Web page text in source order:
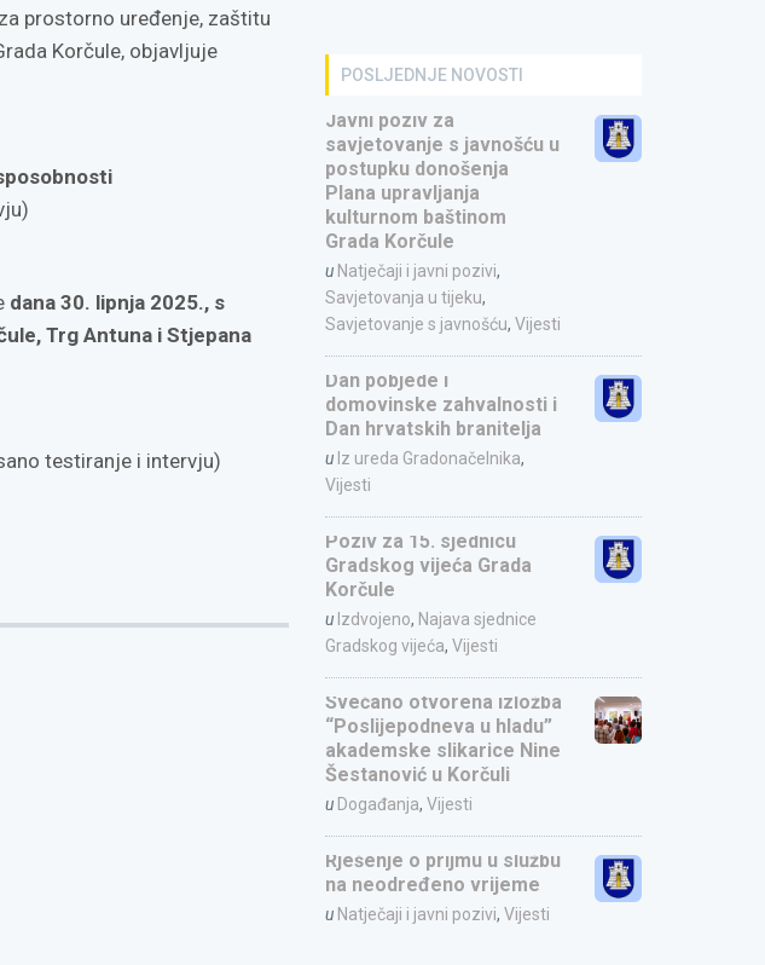
prostorno uređenje, zaštitu
Korčule, objavljuje
dana 30. lipnja 2025., s
Trg Antuna i Stjepana
testiranje i intervju)
POSLJEDNJE NOVOSTI
Javni poziv za
savjetovanje s javnošću u
postupku donošenja
Plana upravljanja
kulturnom baštinom
Grada Korčule
u Natječaji i javni pozivi,
Savjetovanja u tijeku,
Savjetovanje s javnošću, Vijesti
Dan pobjede i
domovinske zahvalnosti i
Dan hrvatskih branitelja
u Iz ureda Gradonačelnika,
Vijesti
Poziv za 15. sjednicu
Gradskog vijeća Grada
Korčule
u Izdvojeno, Najava sjednice
Gradskog vijeća, Vijesti
Svečano otvorena izložba
“Poslijepodneva u hladu”
akademske slikarice Nine
Šestanović u Korčuli
u Događanja, Vijesti
Rješenje o prijmu u službu
na neodređeno vrijeme
u Natječaji i javni pozivi, Vijesti